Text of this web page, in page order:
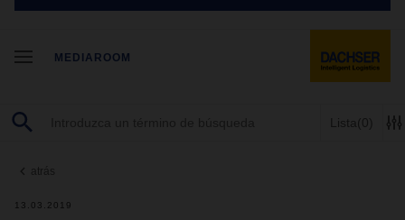
MEDIAROOM
Lista (0)
atrás
13.03.2019